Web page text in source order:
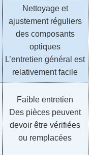
Nettoyage et
ajustement réguliers
des composants
optiques
L’entretien général est
relativement facile
Faible entretien
Des pièces peuvent
devoir être vérifiées
ou remplacées